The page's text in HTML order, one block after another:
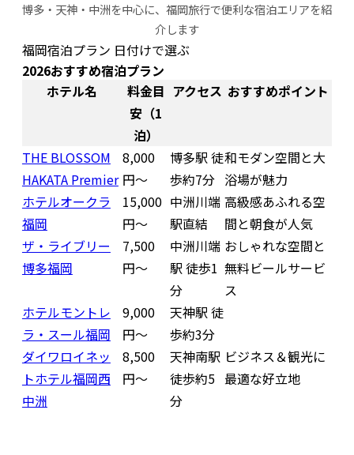
博多・天神・中洲を中心に、福岡旅行で便利な宿泊エリアを紹
介します
福岡宿泊プラン 日付けで選ぶ
2026おすすめ宿泊プラン
ホテル名
料金目
安（1
泊）
アクセス おすすめポイント
THE BLOSSOM
HAKATA Premier
8,000
円〜
博多駅 徒
歩約7分
和モダン空間と大
浴場が魅力
ホテルオークラ
福岡
15,000
円〜
中洲川端
駅直結
高級感あふれる空
間と朝食が人気
ザ・ライブリー
博多福岡
7,500
円〜
中洲川端
駅 徒歩1
分
おしゃれな空間と
無料ビールサービ
ス
ホテルモントレ
ラ・スール福岡
9,000
円〜
天神駅 徒
歩約3分
ダイワロイネッ
トホテル福岡西
中洲
8,500
円〜
天神南駅
徒歩約5
分
ビジネス＆観光に
最適な好立地